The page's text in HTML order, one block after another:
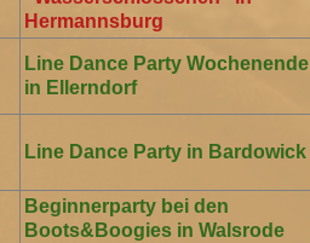
Hermannsburg
Line Dance Party Wochenende
in Ellerndorf
Line Dance Party in Bardowick
Beginnerparty bei den
Boots&Boogies in Walsrode